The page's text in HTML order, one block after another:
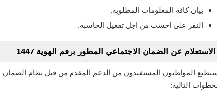
بيان كافة المعلومات المطلوبة.
النقر على احسب من اجل تفعيل الحاسبة.
الاستعلام عن الضمان الاجتماعي المطور برقم الهوية 1447
المواطنون المستفيدون من الدعم المقدم من قبل نظام الضمان
التالية: